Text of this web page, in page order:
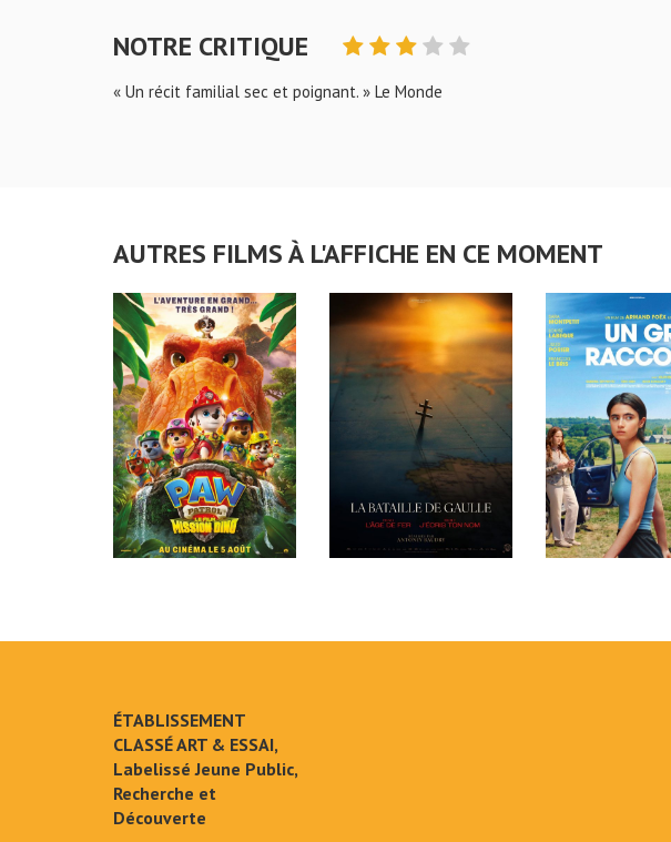
NOTRE CRITIQUE
« Un récit familial sec et poignant. » Le Monde
AUTRES FILMS À L'AFFICHE EN CE MOMENT
ÉTABLISSEMENT
CLASSÉ ART & ESSAI,
Labelissé Jeune Public,
Recherche et
Découverte